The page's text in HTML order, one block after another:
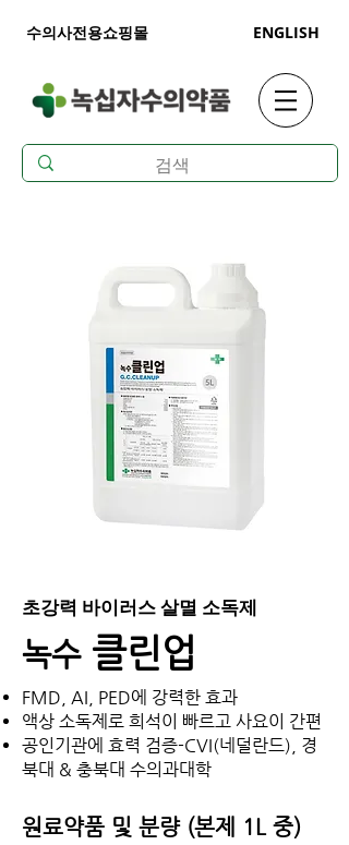
수의사전용쇼핑몰 ENGLISH
초강력 바이러스 살멸 소독제
녹수클린업
FMD, AI, PED에 강력한 효과
액상 소독제로 희석이 빠르고 사요이 간편
​공인기관에 효력 검증-CVI(네덜란드), 경
북대 & 충북대 수의과대학
원료약품 및 분량 (본제 1L 중)